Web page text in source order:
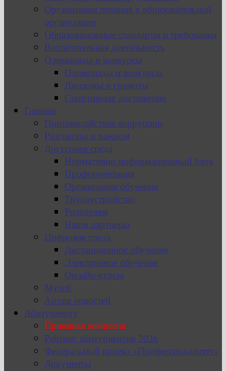
Организация питания в образовательной
организации
Образовательные стандарты и требования
Воспитательная деятельность
Олимпиады и конкурсы
Олимпиады и конкурсы
Дипломы и грамоты
Спортивные достижения
Главная
Противодействие коррупции
Разговоры о важном
Доступная среда
Нормативно-информационный блок
Профориентация
Организация обучения
Трудоустройство
Родителям
Наши партнеры
Цифровая среда
Дистанционное обучение
Электронное обучение
Онлайн-курсы
Музей
Архив новостей
Абитуриенту
Приемная комиссия
Рейтинг абитуриентов 2026
Федеральный проект «Профессионалитет»
Документы